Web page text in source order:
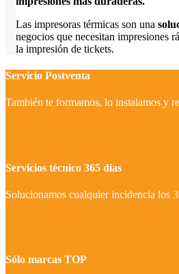
Las impresoras térmicas son una
negocios que necesitan impresiones
la impresión de tickets.
Servicio Postventa
También te formamos, lo instalamos y
Servicios técnico 365 días
Solucionamos cualquier incidencia los
Sólo marcas TOP